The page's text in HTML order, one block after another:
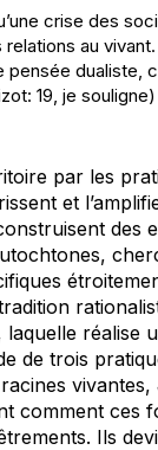
crise des
au vivant
dualiste,
: 19, je souligne)
par les
et
des
laquelle réalise
de trois
vivantes,
comment ces
Ils